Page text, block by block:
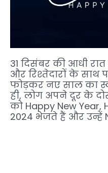
31 दिसंबर की आधी
और रिश्तेदारों के साथ
फोड़कर नए साल का
ही, लोग अपने दूर के
को Happy New Year,
2024 भेजते हैं और उन्हें